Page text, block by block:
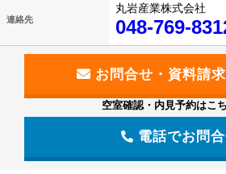
連絡先
丸岩産業株式会社
048-769-
空室確認・内見予約はこ
電話でお問